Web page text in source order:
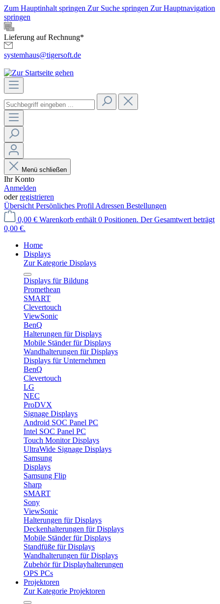
Zum Hauptinhalt springen Zur Suche springen Zur Hauptnavigation
springen
Lieferung auf Rechnung*
systemhaus@tigersoft.de
Menü schließen
Ihr Konto
Anmelden
oderregistrieren
Übersicht Persönliches Profil Adressen Bestellungen
0,00 € Warenkorb enthält 0 Positionen. Der Gesamtwert beträgt
0,00 €.
Home
Displays
Zur Kategorie Displays
Displays für Bildung
Promethean
SMART
Clevertouch
ViewSonic
BenQ
Halterungen für Displays
Mobile Ständer für Displays
Wandhalterungen für Displays
Displays für Unternehmen
BenQ
Clevertouch
LG
NEC
ProDVX
Signage Displays
Android SOC Panel PC
Intel SOC Panel PC
Touch Monitor Displays
UltraWide Signage Displays
Samsung
Displays
Samsung Flip
Sharp
SMART
Sony
ViewSonic
Halterungen für Displays
Deckenhalterungen für Displays
Mobile Ständer für Displays
Standfüße für Displays
Wandhalterungen für Displays
Zubehör für Displayhalterungen
OPS PCs
Projektoren
Zur Kategorie Projektoren